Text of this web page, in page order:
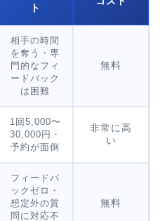
ト
相手の時間
を奪う・専
門的なフィ
ードバック
は困難
無料
1回5,000〜
30,000円・
予約が面倒
非常に高
い
フィードバ
ックゼロ・
想定外の質
問に対応不
無料